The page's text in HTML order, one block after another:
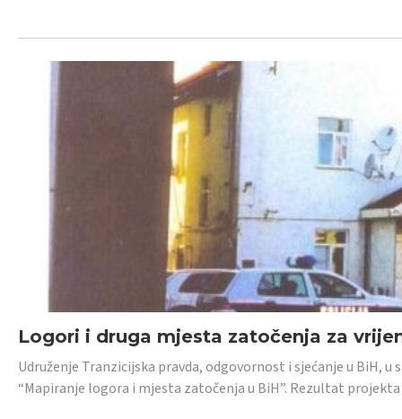
Logori i druga mjesta zatočenja za
Udruženje Tranzicijska pravda, odgovornost i sjećanje u BiH,
“Mapiranje logora i mjesta zatočenja u BiH”. Rezultat